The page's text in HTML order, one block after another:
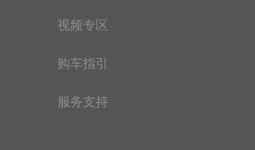
视频专区
购车指引
服务支持